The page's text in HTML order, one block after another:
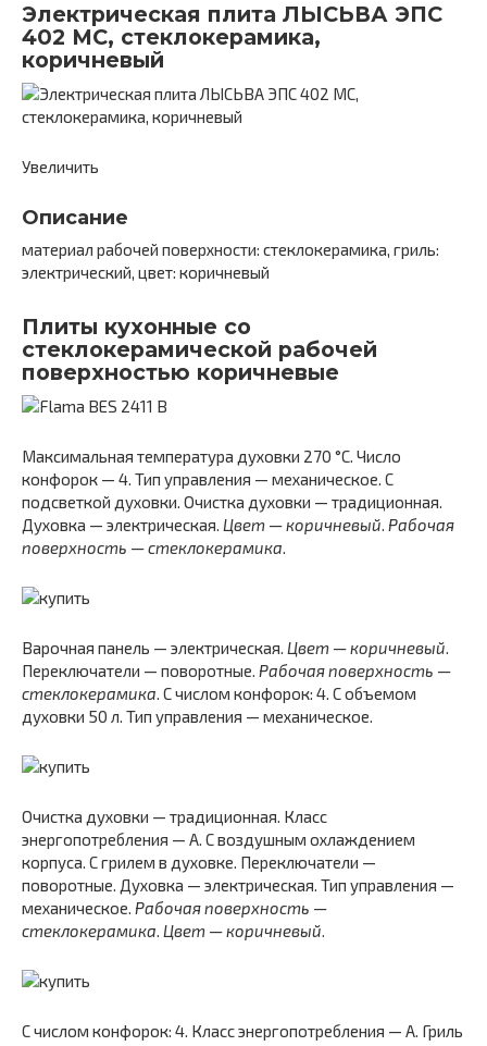
Электрическая плита ЛЫСЬВА ЭПС
402 МС, стеклокерамика,
коричневый
Увеличить
Описание
материал рабочей поверхности: стеклокерамика, гриль:
электрический, цвет: коричневый
Плиты кухонные со
стеклокерамической рабочей
поверхностью коричневые
Максимальная температура духовки 270 °C. Число
конфорок — 4. Тип управления — механическое. С
подсветкой духовки. Очистка духовки — традиционная.
Духовка — электрическая. Цвет — коричневый. Рабочая
поверхность — стеклокерамика.
Варочная панель — электрическая. Цвет — коричневый.
Переключатели — поворотные. Рабочая поверхность —
стеклокерамика. С числом конфорок: 4. С объемом
духовки 50 л. Тип управления — механическое.
Очистка духовки — традиционная. Класс
энергопотребления — A. С воздушным охлаждением
корпуса. С грилем в духовке. Переключатели —
поворотные. Духовка — электрическая. Тип управления —
механическое. Рабочая поверхность —
стеклокерамика. Цвет — коричневый.
С числом конфорок: 4. Класс энергопотребления — A. Гриль